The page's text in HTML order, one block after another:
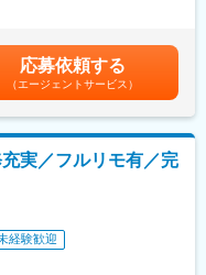
（1 日あたり数万コンテナ
率化を実施している
肢を増やし生産性を向上さ
就業場所など、働く場所を
ルマネジメント、進捗管理
対応
上でのオペレーション設計
認、修正対応など、クライ
を考慮した既存カスタマー
など
の更なる活用の促進
2回等級の見直しがありま
安の金額であり、選考を通
(月額)は固定手当を含めた表
応募依頼する
（エージェントサービス）
実／フルリモ有／完
経験歓迎